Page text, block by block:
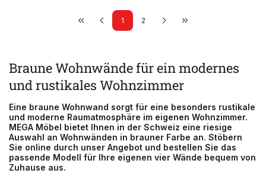
1 2
Braune Wohnwände für ein modernes
und rustikales Wohnzimmer
Eine braune Wohnwand sorgt für eine besonders rustikale
und moderne Raumatmosphäre im eigenen Wohnzimmer.
MEGA Möbel bietet Ihnen in der Schweiz eine riesige
Auswahl an Wohnwänden in brauner Farbe an. Stöbern
Sie online durch unser Angebot und bestellen Sie das
passende Modell für Ihre eigenen vier Wände bequem von
Zuhause aus.